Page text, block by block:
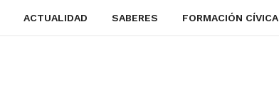
ACTUALIDAD SABERES FORMACIÓN CÍVICA